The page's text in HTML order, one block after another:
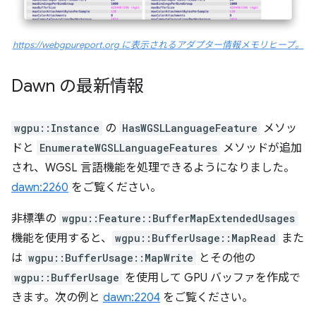
https://webgpureport.org に表示されるアダプター情報メモリヒープ。
Dawn の最新情報
wgpu::Instance の HasWGSLLanguageFeature メソッ
ドと
EnumerateWGSLLanguageFeatures メソッドが追加
され、WGSL 言語機能を処理できるようになりました。
dawn:2260 をご覧ください。
非標準の wgpu::Feature::BufferMapExtendedUsages
機能を使用すると、 wgpu::BufferUsage::MapRead
また
は wgpu::BufferUsage::MapWrite とその他の
wgpu::BufferUsage を使用して GPU バッファを作成で
きます。次の例と dawn:2204 をご覧ください。